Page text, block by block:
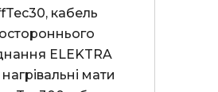
кабель
ELEKTRA
мати